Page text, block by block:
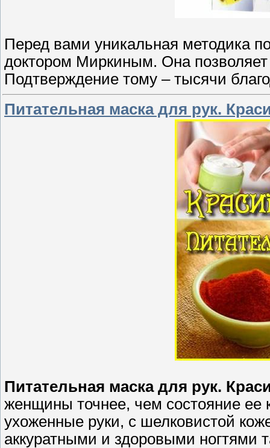
Перед вами уникальная методика
доктором Миркиным. Она
Подтверждение тому – тысячи
Питательная маска для рук.
Питательная маска для рук.
женщины точнее, чем состояние ее
ухоженные руки, с шелковистой
аккуратными и здоровыми ногтями